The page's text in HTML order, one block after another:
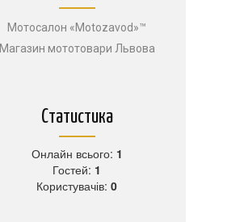
Мотосалон «Motozavod»™
Магазин мототовари Львова
Статистика
Онлайн всього: 1
Гостей: 1
Користувачів: 0